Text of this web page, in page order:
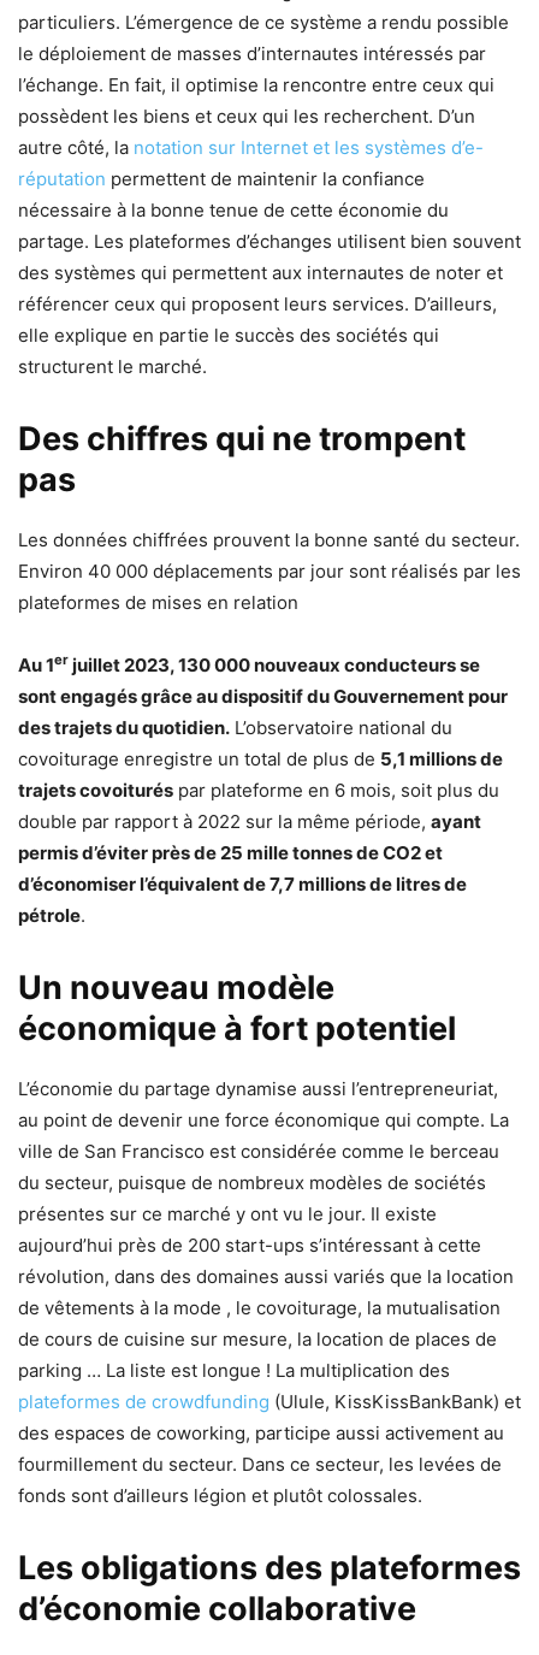
particuliers. L’émergence de ce système a rendu possible
le déploiement de masses d’internautes intéressés par
l’échange. En fait, il optimise la rencontre entre ceux qui
possèdent les biens et ceux qui les recherchent. D’un
autre côté, la notation sur Internet et les systèmes d’e-
réputation permettent de maintenir la confiance
nécessaire à la bonne tenue de cette économie du
partage. Les plateformes d’échanges utilisent bien souvent
des systèmes qui permettent aux internautes de noter et
référencer ceux qui proposent leurs services. D’ailleurs,
elle explique en partie le succès des sociétés qui
structurent le marché.
Des chiffres qui ne trompent
pas
Les données chiffrées prouvent la bonne santé du secteur.
Environ 40 000 déplacements par jour sont réalisés par les
plateformes de mises en relation
Au 1er juillet 2023, 130 000 nouveaux conducteurs se
sont engagés grâce au dispositif du Gouvernement pour
des trajets du quotidien. L’observatoire national du
covoiturage enregistre un total de plus de 5,1 millions de
trajets covoiturés par plateforme en 6 mois, soit plus du
double par rapport à 2022 sur la même période, ayant
permis d’éviter près de 25 mille tonnes de CO2 et
d’économiser l’équivalent de 7,7 millions de litres de
pétrole.
Un nouveau modèle
économique à fort potentiel
L’économie du partage dynamise aussi l’entrepreneuriat,
au point de devenir une force économique qui compte. La
ville de San Francisco est considérée comme le berceau
du secteur, puisque de nombreux modèles de sociétés
présentes sur ce marché y ont vu le jour. Il existe
aujourd’hui près de 200 start-ups s’intéressant à cette
révolution, dans des domaines aussi variés que la location
de vêtements à la mode , le covoiturage, la mutualisation
de cours de cuisine sur mesure, la location de places de
parking … La liste est longue ! La multiplication des
plateformes de crowdfunding (Ulule, KissKissBankBank) et
des espaces de coworking, participe aussi activement au
fourmillement du secteur. Dans ce secteur, les levées de
fonds sont d’ailleurs légion et plutôt colossales.
Les obligations des plateformes
d’économie collaborative